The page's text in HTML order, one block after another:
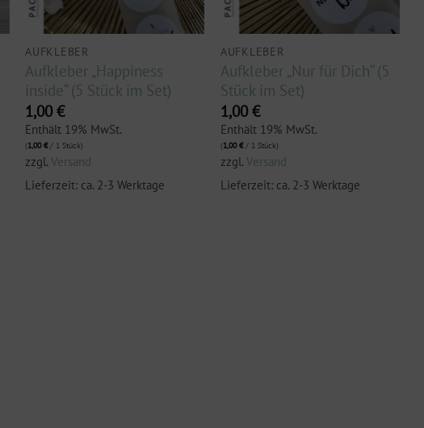
AUFKLEBER
Aufkleber „Happiness
inside“ (5 Stück im Set)
1,00€
Enthält 19% MwSt.
(1,00€/ 1 Stück)
zzgl.Versand
Lieferzeit: ca. 2-3 Werktage
AUFKLEBER
Aufkleber „Nur für Dich“ (5
Stück im Set)
1,00€
Enthält 19% MwSt.
(1,00€/ 1 Stück)
zzgl.Versand
Lieferzeit: ca. 2-3 Werktage